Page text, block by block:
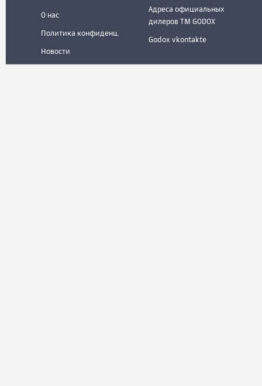
О нас
Политика конфиденц.
Новости
Адреса официальных
дилеров ТМ GODOX
Godox vkontakte